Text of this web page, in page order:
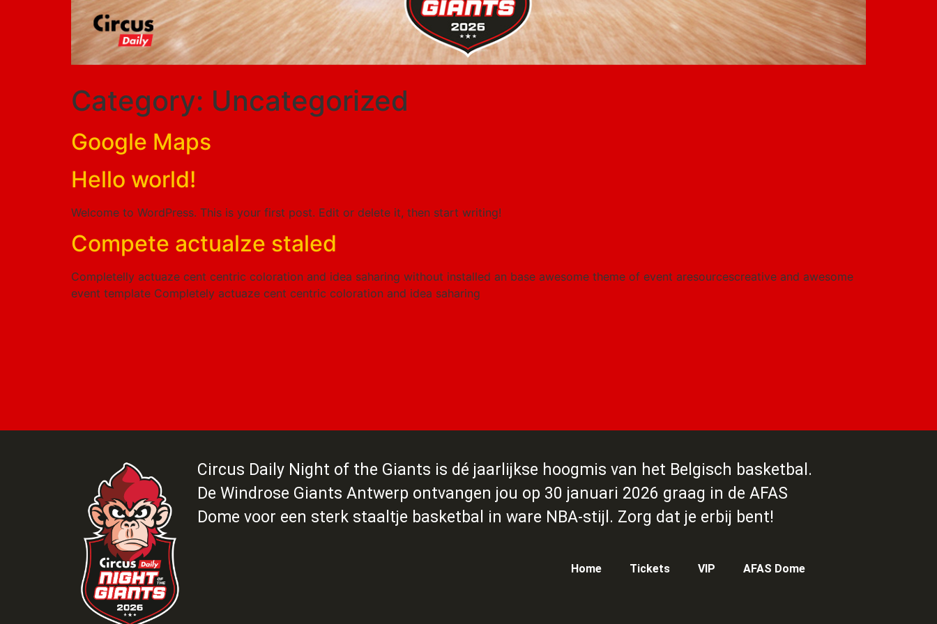
Category: Uncategorized
Google Maps
Hello world!
Welcome to WordPress. This is your first post. Edit or delete it, then start writing!
Compete actualze staled
Completelly actuaze cent centric coloration and idea saharing without installed an base awesome theme of event aresourcescreative and awesome
event template Completely actuaze cent centric coloration and idea saharing
Circus Daily Night of the Giants is dé jaarlijkse hoogmis van het Belgisch basketbal.
De Windrose Giants Antwerp ontvangen jou op 30 januari 2026 graag in de AFAS
Dome voor een sterk staaltje basketbal in ware NBA-stijl. Zorg dat je erbij bent!
Home Tickets VIP AFAS Dome